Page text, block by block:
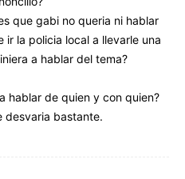
que gabi no queria ni hablar
ir la policia local a llevarle una
a hablar del tema?
hablar de quien y con quien?
desvaria bastante.